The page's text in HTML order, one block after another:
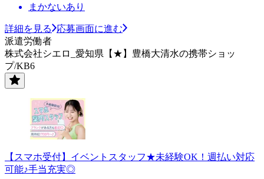
まかないあり
詳細を見る
応募画面に進む
派遣労働者
株式会社シエロ_愛知県【★】豊橋大清水の携帯ショッ
プ/KB6
【スマホ受付】イベントスタッフ★未経験OK！週払い対応
可能♪手当充実◎